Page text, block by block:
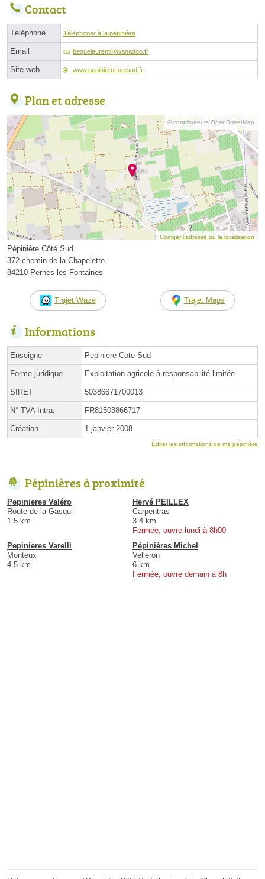
Contact
Téléphone Téléphoner à la pépinière
Email beguelaurentⓐwanadoo.fr
Site web www.pepinierecotesud.fr
Plan et adresse
© contributeurs OpenStreetMap
Corriger l’adresse ou la localisation
Pépinière Côté Sud
372 chemin de la Chapelette
84210 Pernes-les-Fontaines
Trajet Waze Trajet Maps
Informations
Enseigne Pepiniere Cote Sud
Forme juridique Exploitation agricole à responsabilité limitée
SIRET 50386671700013
N° TVA Intra. FR81503866717
Création 1 janvier 2008
Éditer les informations de ma pépinière
Pépinières à proximité
Pepinieres Valéro
Route de la Gasqui
1.5 km
Hervé PEILLEX
Carpentras
3.4 km
Fermée, ouvre lundi à 8h00
Pepinieres Varelli
Monteux
4.5 km
Pépinières Michel
Velleron
6 km
Fermée, ouvre demain à 8h